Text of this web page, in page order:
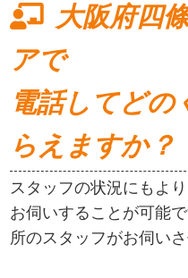
大阪府四
アで
電話してどの
らえますか？
スタッフの状況にもよ
お伺いすることが可能
所のスタッフがお伺い